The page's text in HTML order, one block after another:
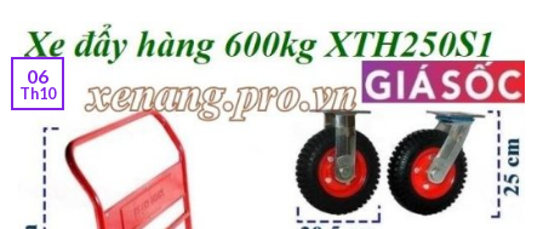
06
Th10